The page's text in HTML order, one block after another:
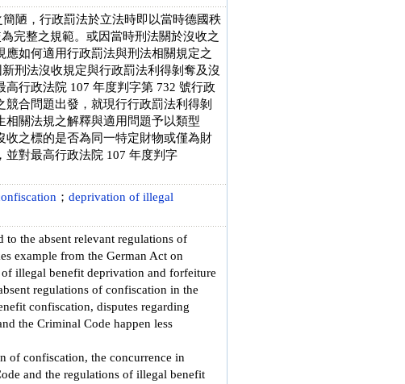
陋，行政罰法於立法時即以當時德國秩
完整之規範。或因當時刑法關於沒收之
如何適用行政罰法與刑法相關規定之
刑法沒收規定與行政罰法利得剝奪及沒
行政法院 107 年度判字第 732 號行政
合問題出發，就現行行政罰法利得剝
關法規之解釋與適用問題予以類型
之標的是否為同一特定財物或僅為財
對最高行政法院 107 年度判字
； deprivation of illegal
to the absent relevant regulations of
example from the German Act on
illegal benefit deprivation and forfeiture
regulations of confiscation in the
confiscation, disputes regarding
the Criminal Code happen less
of confiscation, the concurrence in
and the regulations of illegal benefit